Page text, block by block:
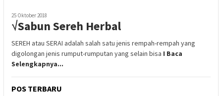
25 Oktober 2018
√Sabun Sereh Herbal
SEREH atau SERAI adalah salah satu jenis rempah-rempah yang
digolongan jenis rumput-rumputan yang selain bisa I Baca
Selengkapnya...
POS TERBARU